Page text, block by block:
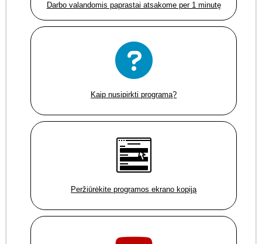
Darbo valandomis paprastai atsakome per 1 minutę
Kaip nusipirkti programą?
Peržiūrėkite programos ekrano kopiją